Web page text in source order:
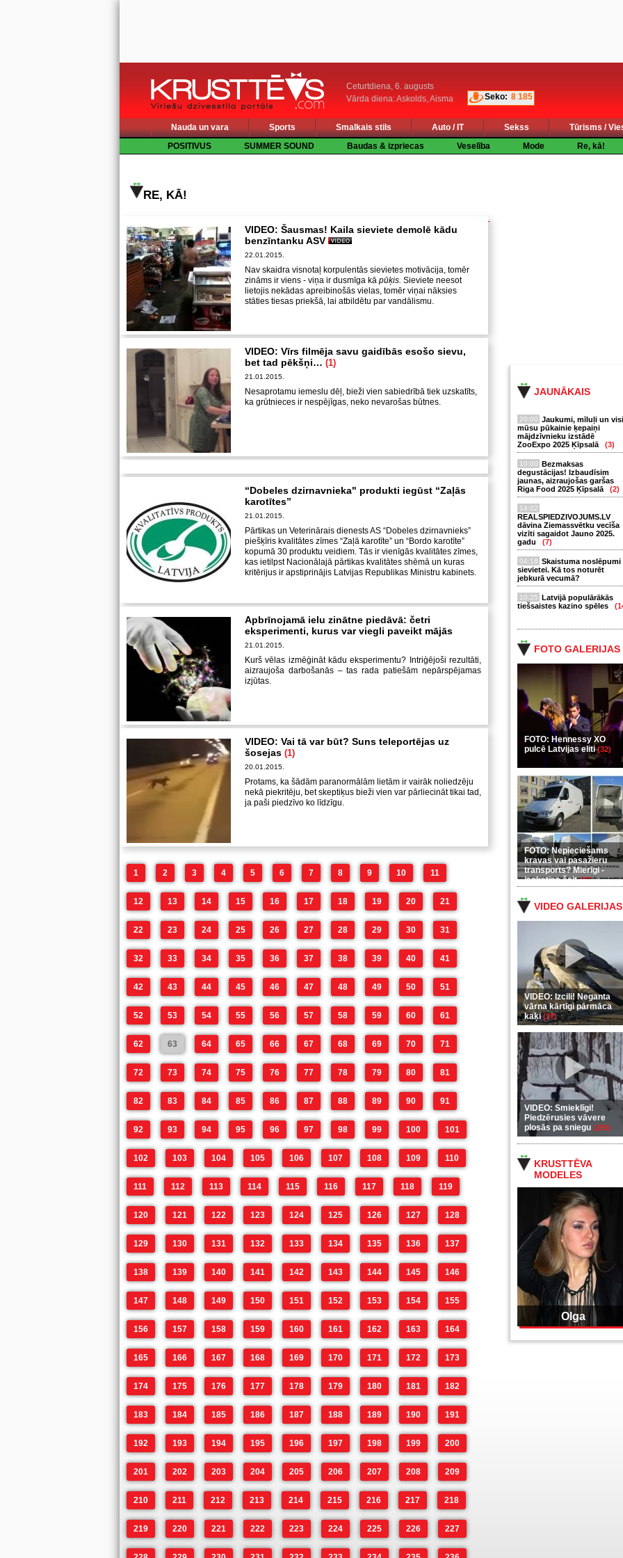
Ceturtdiena, 6. augusts
Vārda diena: Askolds, Aisma
Seko: 8 185
Nauda un vara Sports Smalkais stils Auto / IT Sekss
Tūrisms /
POSITIVUS
SUMMER SOUND Baudas & izpriecas Veselība Mode Re, kā!
JAUNĀKAIS
20:00 Jaukumi, mīluļi un visi
mūsu pūkainie ķepaiņi
mājdzīvnieku izstādē
ZooExpo 2025 Ķīpsalā
(3)
10:00 Bezmaksas
degustācijas! Izbaudīsim
jaunas, aizraujošas garšas
Riga Food 2025 Ķīpsalā
(2)
14:02
REALSPIEDZIVOJUMS.LV
dāvina Ziemassvētku vecīša
vizīti sagaidot Jauno 2025.
gadu
(7)
04:18 Skaistuma noslēpumi
sievietei. Kā tos noturēt
jebkurā vecumā?
10:25 Latvijā populārākās
tiešsaistes kazino spēles
FOTO GALERIJAS
FOTO: Hennessy XO
pulcē Latvijas eliti(32)
FOTO: Nepieciešams
kravas vai pasažieru
transports? Mierīgi -
ieskaties šeit(35)
VIDEO GALERIJAS
VIDEO: Izcili! Neganta
vārna kārtīgi pārmāca
kaķi(37)
VIDEO: Smieklīgi!
Piedzērusies vāvere
plosās pa sniegu (255)
KRUSTTĒVA
MODELES
Olga
RE, KĀ!
VIDEO: Šausmas! Kaila sieviete demolē kādu
benzīntanku ASV
22.01.2015.
Nav skaidra visnotaļ korpulentās sievietes motivācija, tomēr
zināms ir viens - viņa ir dusmīga kā pūķis. Sieviete neesot
lietojis nekādas apreibinošās vielas, tomēr viņai nāksies
stāties tiesas priekšā, lai atbildētu par vandālismu.
VIDEO: Vīrs filmēja savu gaidībās esošo sievu,
bet tad pēkšņi… (1)
21.01.2015.
Nesaprotamu iemeslu dēļ, bieži vien sabiedrībā tiek uzskatīts,
ka grūtnieces ir nespējīgas, neko nevarošas būtnes.
“Dobeles dzirnavnieka" produkti iegūst “Zaļās
karotītes”
21.01.2015.
Pārtikas un Veterinārais dienests AS “Dobeles dzirnavnieks”
piešķīris kvalitātes zīmes “Zaļā karotīte” un “Bordo karotīte”
kopumā 30 produktu veidiem. Tās ir vienīgās kvalitātes zīmes,
kas ietilpst Nacionālajā pārtikas kvalitātes shēmā un kuras
kritērijus ir apstiprinājis Latvijas Republikas Ministru kabinets.
Apbrīnojamā ielu zinātne piedāvā: četri
eksperimenti, kurus var viegli paveikt mājās
21.01.2015.
Kurš vēlas izmēģināt kādu eksperimentu? Intriģējoši rezultāti,
aizraujoša darbošanās – tas rada patiešām nepārspējamas
izjūtas.
VIDEO: Vai tā var būt? Suns teleportējas uz
šosejas (1)
20.01.2015.
Protams, ka šādām paranormālām lietām ir vairāk noliedzēju
nekā piekritēju, bet skeptiķus bieži vien var pārliecināt tikai tad,
ja paši piedzīvo ko līdzīgu.
1 2 3 4 5 6 7 8 9 10 11
12 13 14 15 16 17 18 19 20 21
22 23 24 25 26 27 28 29 30 31
32 33 34 35 36 37 38 39 40 41
42 43 44 45 46 47 48 49 50 51
52 53 54 55 56 57 58 59 60 61
62 63 64 65 66 67 68 69 70 71
72 73 74 75 76 77 78 79 80 81
82 83 84 85 86 87 88 89 90 91
92 93 94 95 96 97 98 99 100 101
102 103 104 105 106 107 108 109 110
111 112 113 114 115 116 117 118 119
120 121 122 123 124 125 126 127 128
129 130 131 132 133 134 135 136 137
138 139 140 141 142 143 144 145 146
147 148 149 150 151 152 153 154 155
156 157 158 159 160 161 162 163 164
165 166 167 168 169 170 171 172 173
174 175 176 177 178 179 180 181 182
183 184 185 186 187 188 189 190 191
192 193 194 195 196 197 198 199 200
201 202 203 204 205 206 207 208 209
210 211 212 213 214 215 216 217 218
219 220 221 222 223 224 225 226 227